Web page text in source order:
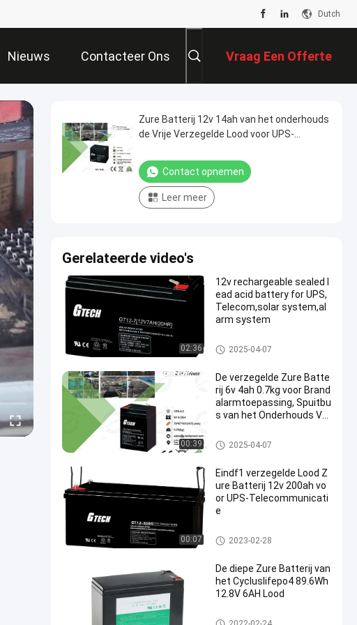
Dutch
Nieuws Contacteer Ons Vraag Een Offerte
Aan
Zure Batterij 12v 14ah van het onderhouds
de Vrije Verzegelde Lood voor UPS-
Contact opnemen
Leer meer
Gerelateerde video's
02:36
12v rechargeable sealed l
ead acid battery for UPS,
Telecom,solar system,al
arm system
VRLA regelde Lood Zure Batter
ij
2025-04-07
00:39
De verzegelde Zure Batte
rij 6v 4ah 0.7kg voor Brand
alarmtoepassing, Spuitbu
s van het Onderhouds Vrij
VRLA regelde Lood Zure Batter
ij
2025-04-07
00:07
Eindf1 verzegelde Lood Z
ure Batterij 12v 200ah vo
or UPS-Telecommunicati
e
VRLA regelde Lood Zure Batter
ij
2023-02-28
De diepe Zure Batterij van
het Cycluslifepo4 89.6Wh
12.8V 6AH Lood
VRLA regelde Lood Zure Batter